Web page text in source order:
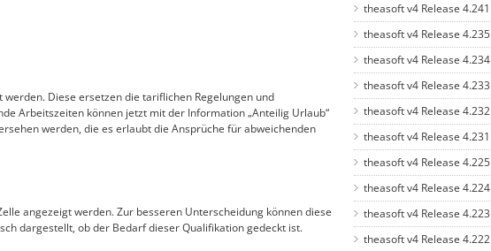
Diese ersetzen die tariflichen Regelungen und
Arbeitszeiten können jetzt mit der Information „Anteilig Urlaub“
werden, die es erlaubt die Ansprüche für abweichenden
angezeigt werden. Zur besseren Unterscheidung können diese
dargestellt, ob der Bedarf dieser Qualifikation gedeckt ist.
theasoft v4 Release 4.241
theasoft v4 Release 4.235
theasoft v4 Release 4.234
theasoft v4 Release 4.233
theasoft v4 Release 4.232
theasoft v4 Release 4.231
theasoft v4 Release 4.225
theasoft v4 Release 4.224
theasoft v4 Release 4.223
theasoft v4 Release 4.222